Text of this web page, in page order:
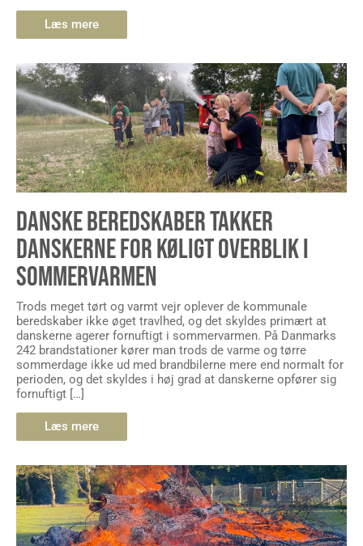
Læs mere
DANSKE BEREDSKABER TAKKER
DANSKERNE FOR KØLIGT OVERBLIK I
SOMMERVARMEN
Trods meget tørt og varmt vejr oplever de kommunale
beredskaber ikke øget travlhed, og det skyldes primært at
danskerne agerer fornuftigt i sommervarmen. På Danmarks
242 brandstationer kører man trods de varme og tørre
sommerdage ikke ud med brandbilerne mere end normalt for
perioden, og det skyldes i høj grad at danskerne opfører sig
fornuftigt […]
Læs mere